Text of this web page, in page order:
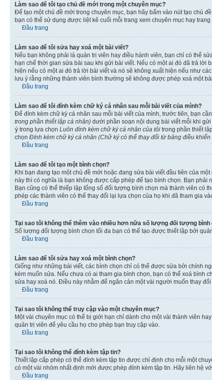
Làm sao để tôi tạo chủ đề mới trong một chuyên mục?
Để tạo một chủ đề mới trong chuyên mục, bạn hãy bấm vào nút tạo chủ
bạn có thể sử dụng được liệt kê cuối mỗi trang xem chuyên mục hay
Đầu trang
Làm sao để tôi sửa hay xoá một bài viết?
Nếu bạn không phải là quản trị viên hay điều hành viên, bạn chỉ có thể
hạn chế thời gian sửa bài sau khi gửi bài viết. Nếu có một ai đó đã trả lời
hiện nếu có một ai đó trả lời bài viết và nó sẽ không xuất hiện nếu như
lưu ý rằng những thành viên bình thường sẽ không được phép xoá một
Đầu trang
Làm sao để tôi đính kèm chữ ký cá nhân sau mỗi bài viết của mình?
Để đính kèm chữ ký cá nhân sau mỗi bài viết của mình, trước tiên, bạn
trong phần thiết lập cá nhân) dưới phần soạn nội dung bài viết mỗi khi
ý trong lựa chọn Luôn đính kèm chữ ký cá nhân của tôi trong phần thiết
chọn Đính kèm chữ ký cá nhân (Chữ ký có thể thay đổi từ bảng điều
Đầu trang
Làm sao để tôi tạo một bình chọn?
Khi bạn đang tạo một chủ đề mới hoặc đang sửa bài viết đầu tiên của
này thì có nghĩa là bạn không được cấp phép để tạo bình chọn. Bạn phải
Bạn cũng có thể thiếp lập tổng số đối tượng bình chọn mà thành viên có
phép các thành viên có thể thay đổi lại lựa chọn của họ khi đã tham gia
Đầu trang
Tại sao tôi không thể thêm vào nhiều hơn nữa số lượng đối tượng bình
Số lượng đối tượng bình chọn tối đa bạn có thể tạo được thiết lập bởi
Đầu trang
Làm sao để tôi sửa hay xoá một bình chọn?
Giống như những bài viết, các bình chọn chỉ có thể được sửa bởi chính
kèm muốn sửa. Nếu chưa có ai tham gia bình chọn, bạn có thể xoá bình
sửa hay xoá nó. Điều này nhằm để ngăn cản một vài người muốn thay
Đầu trang
Tại sao tôi không thể truy cập vào một chuyên mục?
Một vài chuyên mục có thể bị giới hạn chỉ dành cho một vài thành viên
quản trị viên để yêu cầu họ cho phép bạn truy cập vào.
Đầu trang
Tại sao tôi không thể đính kèm tập tin?
Thiết lập cấp phép có thể đính kèm tập tin được chỉ định cho mỗi một
có một vài nhóm nhất định mới được phép đính kèm tập tin. Hãy liên hệ
Đầu trang